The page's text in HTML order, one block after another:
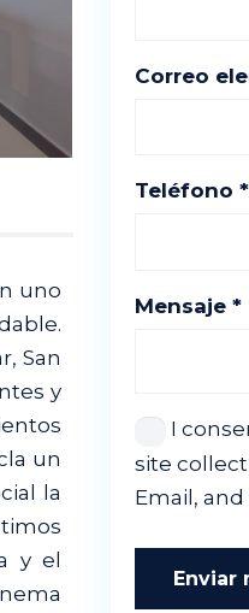
uno
San
y
un
la
y el
Correo
Teléfono *
Mensaje *
I
site
Email, and
Enviar